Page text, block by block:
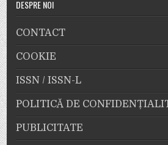
DESPRE NOI
CONTACT
COOKIE
ISSN / ISSN-L
POLITICĂ DE
PUBLICITATE